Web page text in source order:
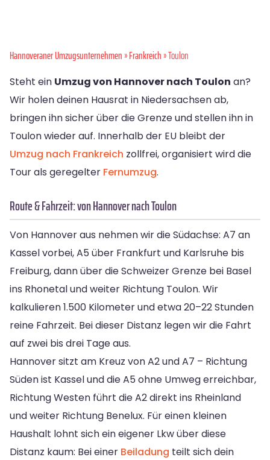
Hannoveraner Umzugsunternehmen»Frankreich» Toulon
Steht ein Umzug von Hannover nach Toulon an?
Wir holen deinen Hausrat in Niedersachsen ab,
bringen ihn sicher über die Grenze und stellen ihn in
Toulon wieder auf. Innerhalb der EU bleibt der
Umzug nach Frankreich zollfrei, organisiert wird die
Tour als geregelter Fernumzug.
Route & Fahrzeit: von Hannover nach Toulon
Von Hannover aus nehmen wir die Südachse: A7 an
Kassel vorbei, A5 über Frankfurt und Karlsruhe bis
Freiburg, dann über die Schweizer Grenze bei Basel
ins Rhonetal und weiter Richtung Toulon. Wir
kalkulieren 1.500 Kilometer und etwa 20–22 Stunden
reine Fahrzeit. Bei dieser Distanz legen wir die Fahrt
auf zwei bis drei Tage aus.
Hannover sitzt am Kreuz von A2 und A7 – Richtung
Süden ist Kassel und die A5 ohne Umweg erreichbar,
Richtung Westen führt die A2 direkt ins Rheinland
und weiter Richtung Benelux. Für einen kleinen
Haushalt lohnt sich ein eigener Lkw über diese
Distanz kaum: Bei einer Beiladung teilt sich dein